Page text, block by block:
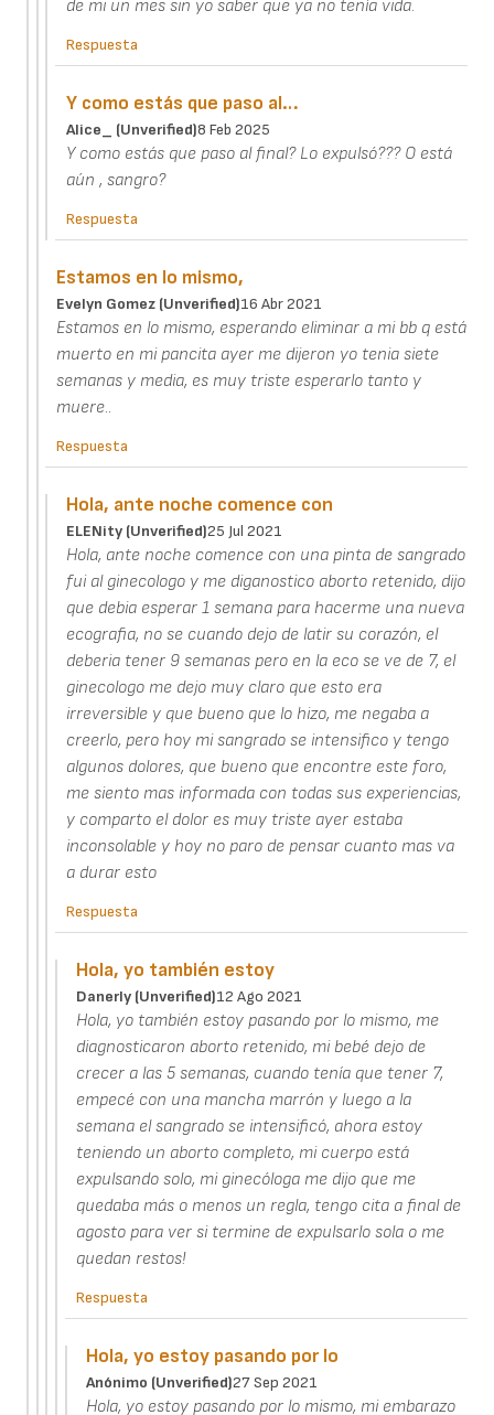
de mi un mes sin yo saber que ya no tenía vida.
Respuesta
Y como estás que paso al…
Alice_ (unverified)8 Feb 2025
Y como estás que paso al final? Lo expulsó??? O está
aún , sangro?
Respuesta
Estamos en lo mismo,
Evelyn Gomez (unverified)16 Abr 2021
Estamos en lo mismo, esperando eliminar a mi bb q está
muerto en mi pancita ayer me dijeron yo tenia siete
semanas y media, es muy triste esperarlo tanto y
muere..
Respuesta
Hola, ante noche comence con
ELENity (unverified)25 Jul 2021
Hola, ante noche comence con una pinta de sangrado
fui al ginecologo y me diganostico aborto retenido, dijo
que debia esperar 1 semana para hacerme una nueva
ecografia, no se cuando dejo de latir su corazón, el
deberia tener 9 semanas pero en la eco se ve de 7, el
ginecologo me dejo muy claro que esto era
irreversible y que bueno que lo hizo, me negaba a
creerlo, pero hoy mi sangrado se intensifico y tengo
algunos dolores, que bueno que encontre este foro,
me siento mas informada con todas sus experiencias,
y comparto el dolor es muy triste ayer estaba
inconsolable y hoy no paro de pensar cuanto mas va
a durar esto
Respuesta
Hola, yo también estoy
Danerly (unverified)12 Ago 2021
Hola, yo también estoy pasando por lo mismo, me
diagnosticaron aborto retenido, mi bebé dejo de
crecer a las 5 semanas, cuando tenía que tener 7,
empecé con una mancha marrón y luego a la
semana el sangrado se intensificó, ahora estoy
teniendo un aborto completo, mi cuerpo está
expulsando solo, mi ginecóloga me dijo que me
quedaba más o menos un regla, tengo cita a final de
agosto para ver si termine de expulsarlo sola o me
quedan restos!
Respuesta
Hola, yo estoy pasando por lo
Anónimo (unverified)27 Sep 2021
Hola, yo estoy pasando por lo mismo, mi embarazo